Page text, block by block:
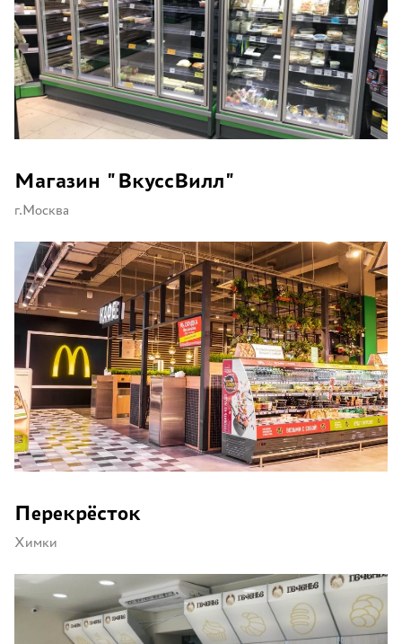
Магазин "ВкуссВилл"
г.Москва
Перекрёсток
Химки